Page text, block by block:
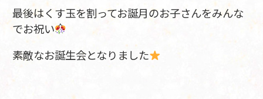
最後はくす玉を割ってお誕月のお子さんをみんな
でお祝い
素敵なお誕生会となりました